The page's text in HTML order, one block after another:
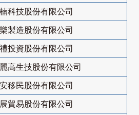
科技股份有限公司
製造股份有限公司
投資股份有限公司
高生技股份有限公司
移民股份有限公司
貿易股份有限公司